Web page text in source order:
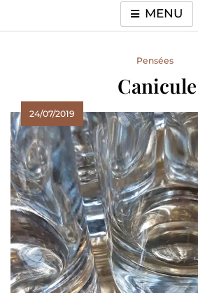
MENU
Pensées
Canicule
24/07/2019